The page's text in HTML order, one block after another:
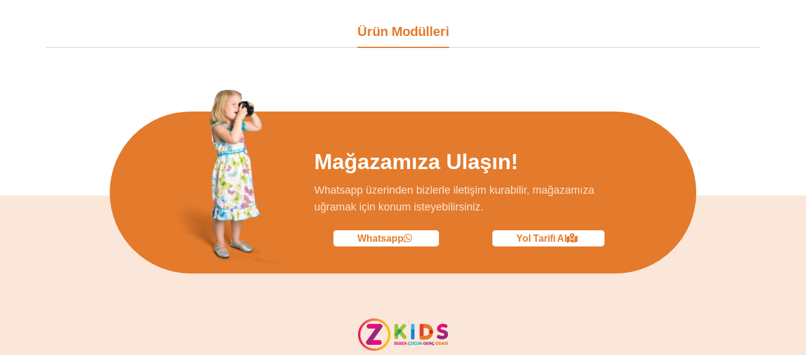
Ürün Modülleri
Mağazamıza Ulaşın!
Whatsapp üzerinden bizlerle iletişim kurabilir, mağazamıza
uğramak için konum isteyebilirsiniz.
Whatsapp Yol Tarifi Al